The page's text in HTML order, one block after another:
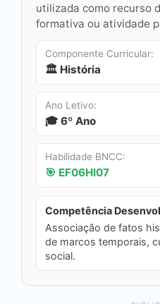
utilizada como recurso
formativa ou atividade
Componente Curricular:
🏛️ História
Ano Letivo:
🎓 6º Ano
Habilidade BNCC:
🎯 EF06HI07
Competência
Associação de fatos
de marcos temporais,
social.